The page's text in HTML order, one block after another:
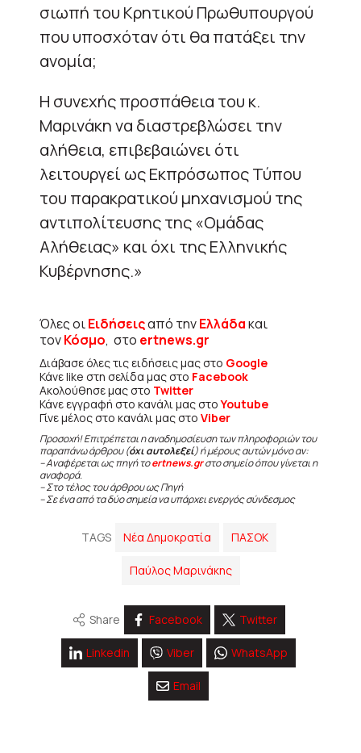
σιωπή του Κρητικού Πρωθυπουργού
που υποσχόταν ότι θα πατάξει την
ανομία;
Η συνεχής προσπάθεια του κ.
Μαρινάκη να διαστρεβλώσει την
αλήθεια, επιβεβαιώνει ότι
λειτουργεί ως Εκπρόσωπος Τύπου
του παρακρατικού μηχανισμού της
αντιπολίτευσης της «Ομάδας
Αλήθειας» και όχι της Ελληνικής
Κυβέρνησης.»
Όλες οιΕιδήσειςαπό τηνΕλλάδακαι
τονΚόσμο, στο ertnews.gr
Διάβασε όλες τις ειδήσεις μας στο Google
Κάνε like στη σελίδα μας στο Facebook
Ακολούθησε μας στο Twitter
Κάνε εγγραφή στο κανάλι μας στοYoutube
Γίνε μέλος στο κανάλι μας στο Viber
Προσοχή! Επιτρέπεται η αναδημοσίευση των πληροφοριών του
παραπάνω άρθρου (όχι αυτολεξεί) ή μέρους αυτών μόνο αν:
– Αναφέρεται ως πηγή τοertnews.grστο σημείο όπου γίνεται η
αναφορά.
– Στο τέλος του άρθρου ως Πηγή
– Σε ένα από τα δύο σημεία να υπάρχει ενεργός σύνδεσμος
TAGS Νέα Δημοκρατία ΠΑΣΟΚ
Παύλος Μαρινάκης
Share Facebook Twitter
Linkedin Viber WhatsApp
Email